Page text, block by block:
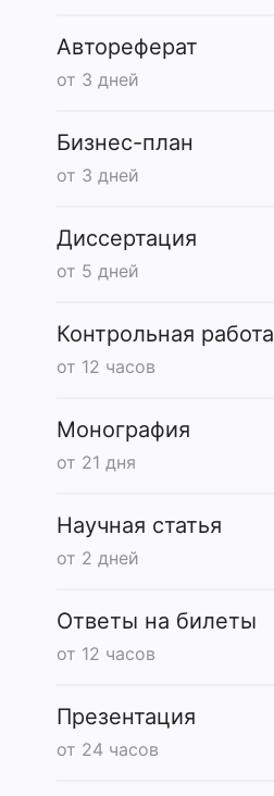
Автореферат
от 3 дней
Бизнес-план
от 3 дней
Диссертация
от 5 дней
Контрольная работа
от 12 часов
Монография
от 21 дня
Научная статья
от 2 дней
Ответы на билеты
от 12 часов
Презентация
от 24 часов